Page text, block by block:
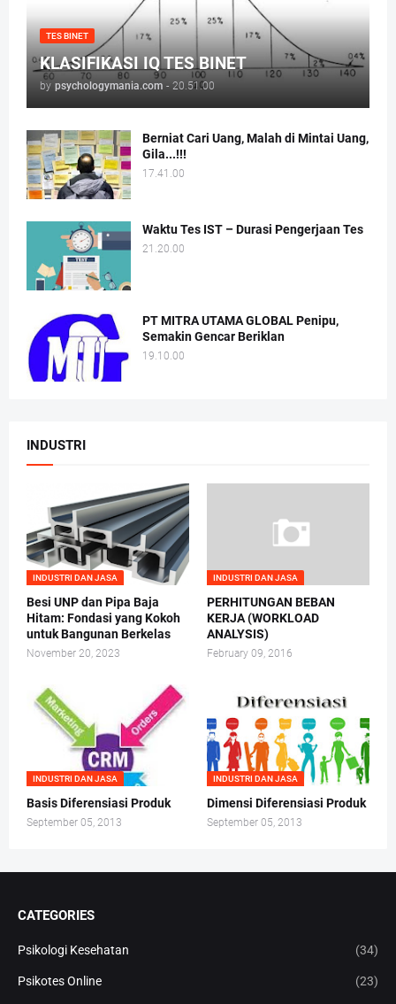
TES BINET
KLASIFIKASI IQ TES BINET
by psychologymania.com - 20.51.00
Berniat Cari Uang, Malah di Mintai Uang,
Gila...!!!
17.41.00
Waktu Tes IST – Durasi Pengerjaan Tes
21.20.00
PT MITRA UTAMA GLOBAL Penipu,
Semakin Gencar Beriklan
19.10.00
INDUSTRI
INDUSTRI DAN JASA
Besi UNP dan Pipa Baja
Hitam: Fondasi yang Kokoh
untuk Bangunan Berkelas
November 20, 2023
INDUSTRI DAN JASA
PERHITUNGAN BEBAN
KERJA (WORKLOAD
ANALYSIS)
February 09, 2016
INDUSTRI DAN JASA
Basis Diferensiasi Produk
September 05, 2013
INDUSTRI DAN JASA
Dimensi Diferensiasi Produk
September 05, 2013
CATEGORIES
Psikologi Kesehatan (34)
Psikotes Online (23)